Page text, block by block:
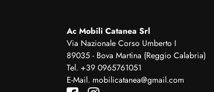
Ac Mobili Catanea Srl
Via Nazionale Corso Umberto I
89035 - Bova Martina (Reggio Calabria)
Tel. +39 0965761051
E-Mail. mobilicatanea@gmail.com